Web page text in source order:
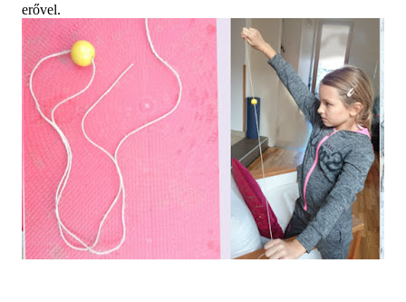
erővel.